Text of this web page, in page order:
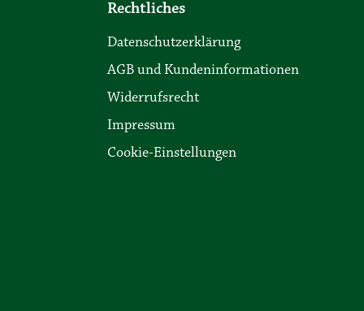
Rechtliches
Datenschutzerklärung
AGB und Kundeninformationen
Widerrufsrecht
Impressum
Cookie-Einstellungen